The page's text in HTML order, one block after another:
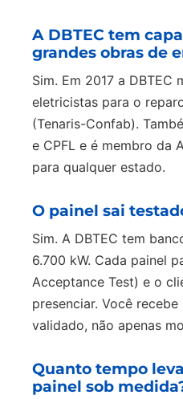
A DBTEC tem
grandes obras de
Sim. Em 2017 a DBTEC
eletricistas para o
(Tenaris-Confab).
e CPFL e é membro da
para qualquer estado.
O painel sai
Sim. A DBTEC tem
6.700 kW. Cada painel
Acceptance Test) e o
presenciar. Você
validado, não apenas
Quanto tempo
painel sob